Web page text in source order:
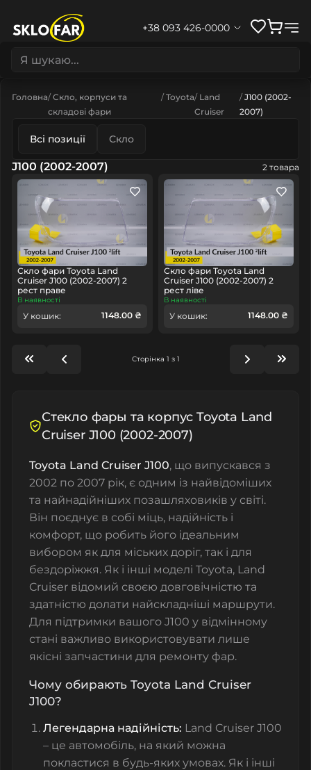
+38 093 426-0000
Головна Скло, корпуси та
складові фари
Toyota Land
Cruiser
J100 (2002-
2007)
Всі позиції Скло
J100 (2002-2007) 2 товара
Скло фари Toyota Land
Cruiser J100 (2002-2007) 2
рест праве
В наявності
У кошик: 1148.00 ₴
Скло фари Toyota Land
Cruiser J100 (2002-2007) 2
рест ліве
В наявності
У кошик: 1148.00 ₴
Сторінка 1 з 1
Стекло фары та корпус Toyota Land
Cruiser J100 (2002-2007)
Toyota Land Cruiser J100, що випускався з
2002 по 2007 рік, є одним із найвідоміших
та найнадійніших позашляховиків у світі.
Він поєднує в собі міць, надійність і
комфорт, що робить його ідеальним
вибором як для міських доріг, так і для
бездоріжжя. Як і інші моделі Toyota, Land
Cruiser відомий своєю довговічністю та
здатністю долати найскладніші маршрути.
Для підтримки вашого J100 у відмінному
стані важливо використовувати лише
якісні запчастини для ремонту фар.
Чому обирають Toyota Land Cruiser
J100?
Легендарна надійність: Land Cruiser J100
– це автомобіль, на який можна
покластися в будь-яких умовах. Як і інші